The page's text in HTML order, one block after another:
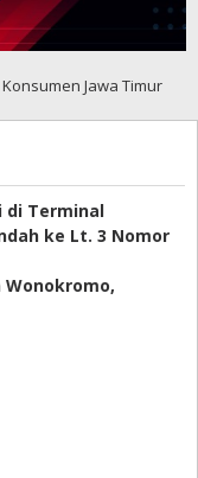
Jawa Timur
di Terminal
ke Lt. 3 Nomor